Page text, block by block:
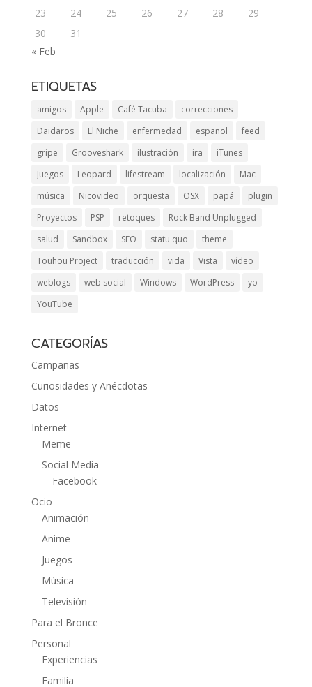
23
24 25 26 27 28
29
30
31
« Feb
ETIQUETAS
amigos Apple Café Tacuba
correcciones
Daidaros
El Niche enfermedad español
feed
gripe
Grooveshark ilustración ira
iTunes
Juegos
Leopard lifestream localización
Mac
música
Nicovideo orquesta OSX papá
plugin
Proyectos
PSP retoques
Rock Band Unplugged
salud
Sandbox SEO statu quo
theme
Touhou Project
traducción vida Vista
vídeo
weblogs
web social Windows WordPress
yo
YouTube
CATEGORÍAS
Campañas
Curiosidades y Anécdotas
Datos
Internet
Meme
Social Media
Facebook
Ocio
Animación
Anime
Juegos
Música
Televisión
Para el Bronce
Personal
Experiencias
Familia